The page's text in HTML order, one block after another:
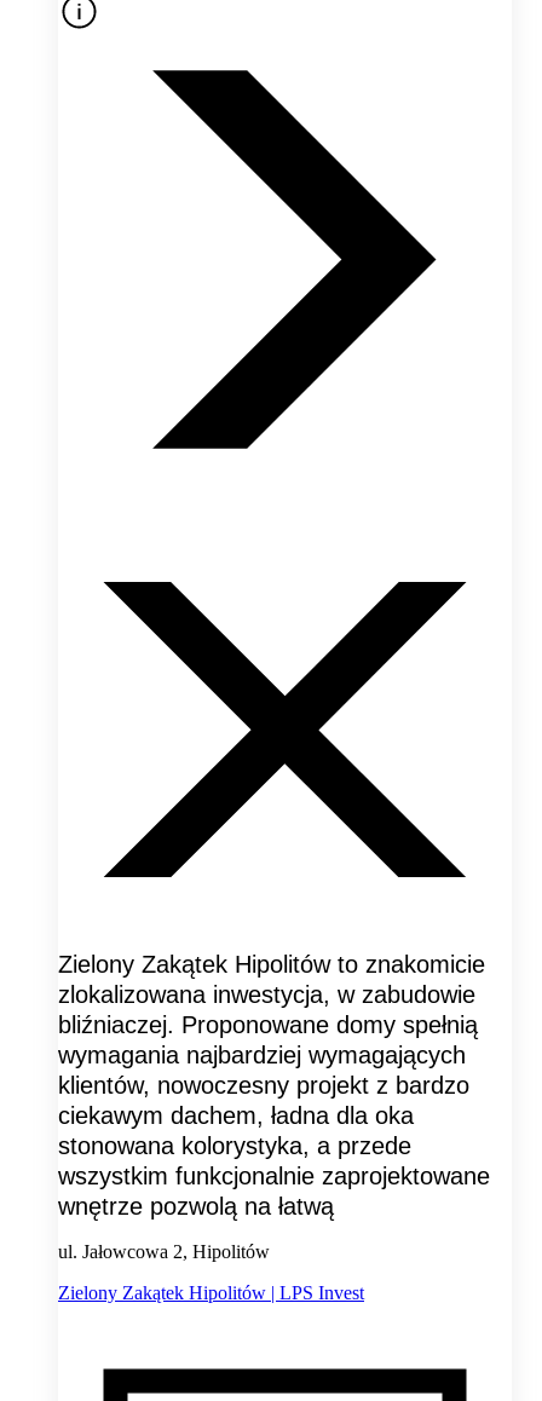
Zielony Zakątek Hipolitów to znakomicie
zlokalizowana inwestycja, w zabudowie
bliźniaczej. Proponowane domy spełnią
wymagania najbardziej wymagających
klientów, nowoczesny projekt z bardzo
ciekawym dachem, ładna dla oka
stonowana kolorystyka, a przede
wszystkim funkcjonalnie zaprojektowane
wnętrze pozwolą na łatwą
ul. Jałowcowa 2, Hipolitów
Zielony Zakątek Hipolitów | LPS Invest